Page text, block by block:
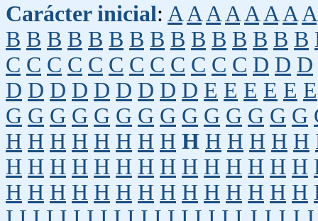
Carácter inicial: A A A A A A A A
B B B B B B B B B B B B B B B
C C C C C C C C C C C C D D D
D D D D D D D D D E E E E E E
G G G G G G G G G G G G G G
H H H H H H H H H H H H H H
H H H H H H H H H H H H H H
H H H H H H H H H H H H H H